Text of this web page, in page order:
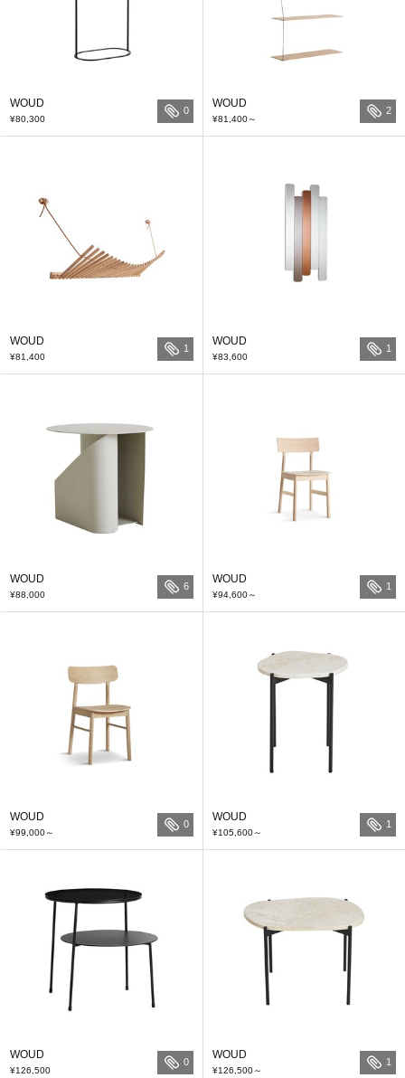
WOUD
¥80,300
0
WOUD
¥81,400～
2
WOUD
¥81,400
1
WOUD
¥83,600
1
WOUD
¥88,000
6
WOUD
¥94,600～
1
WOUD
¥99,000～
0
WOUD
¥105,600～
1
WOUD
¥126,500
0
WOUD
¥126,500～
1